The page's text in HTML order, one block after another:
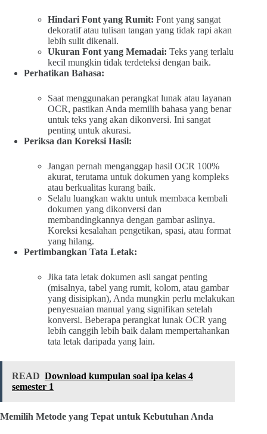
Hindari Font yang Rumit: Font yang sangat
dekoratif atau tulisan tangan yang tidak rapi akan
lebih sulit dikenali.
Ukuran Font yang Memadai: Teks yang terlalu
kecil mungkin tidak terdeteksi dengan baik.
Perhatikan Bahasa:
Saat menggunakan perangkat lunak atau layanan
OCR, pastikan Anda memilih bahasa yang benar
untuk teks yang akan dikonversi. Ini sangat
penting untuk akurasi.
Periksa dan Koreksi Hasil:
Jangan pernah menganggap hasil OCR 100%
akurat, terutama untuk dokumen yang kompleks
atau berkualitas kurang baik.
Selalu luangkan waktu untuk membaca kembali
dokumen yang dikonversi dan
membandingkannya dengan gambar aslinya.
Koreksi kesalahan pengetikan, spasi, atau format
yang hilang.
Pertimbangkan Tata Letak:
Jika tata letak dokumen asli sangat penting
(misalnya, tabel yang rumit, kolom, atau gambar
yang disisipkan), Anda mungkin perlu melakukan
penyesuaian manual yang signifikan setelah
konversi. Beberapa perangkat lunak OCR yang
lebih canggih lebih baik dalam mempertahankan
tata letak daripada yang lain.
READ Download kumpulan soal ipa kelas 4
semester 1
Memilih Metode yang Tepat untuk Kebutuhan Anda